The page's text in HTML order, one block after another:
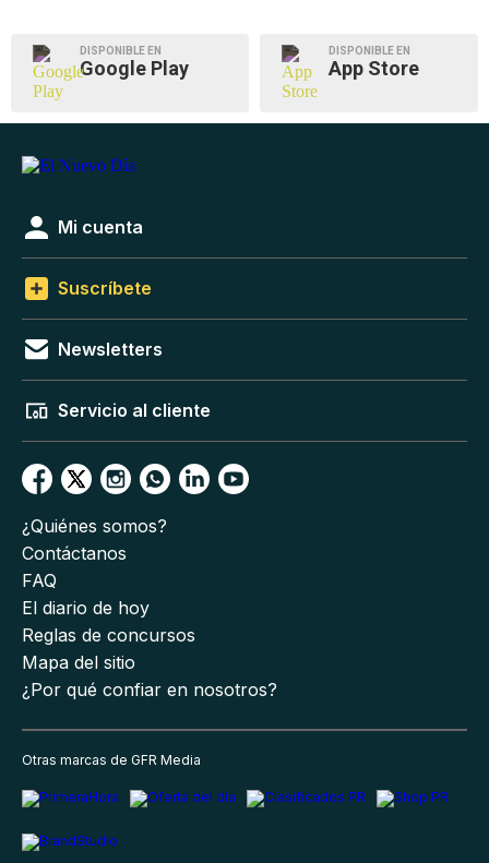
DISPONIBLE EN
Google Play
DISPONIBLE EN
App Store
Mi cuenta
Suscríbete
Newsletters
Servicio al cliente
¿Quiénes somos?
Contáctanos
FAQ
El diario de hoy
Reglas de concursos
Mapa del sitio
¿Por qué confiar en nosotros?
Otras marcas de GFR Media